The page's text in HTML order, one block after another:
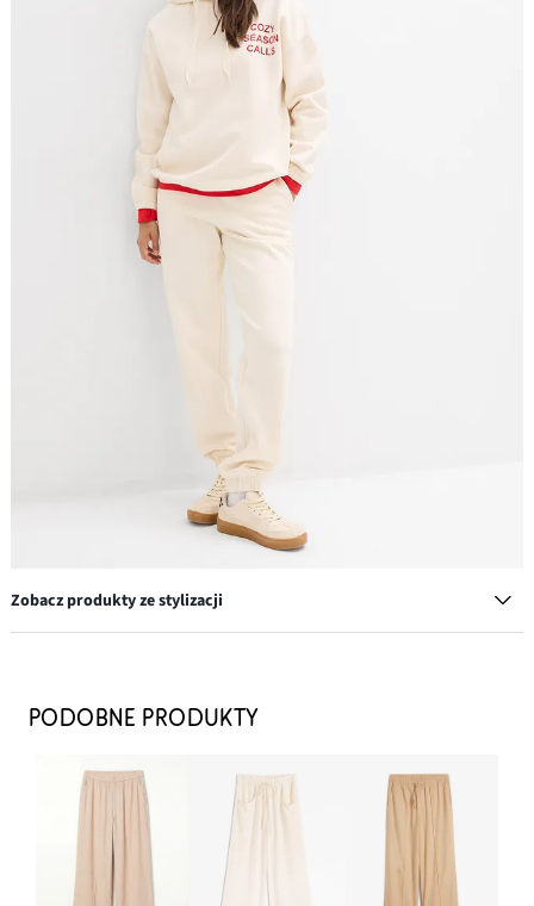
Zobacz produkty ze stylizacji
39,99 zł
Koszulka z długim rękawem, z czystej bawełny organicznej (2
PODOBNE PRODUKTY